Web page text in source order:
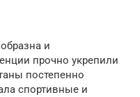
и
прочно укрепили
постепенно
спортивные и